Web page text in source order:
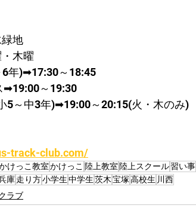
地
木曜
年)➡17:30～18:45
➡19:00～19:30
5～中3年)➡19:00～20:15(火・木のみ)
track-club.com/
けっこ教室かけっこ 陸上教室 陸上スクール習い事
庫走り方小学生中学生茨木宝塚高校生 川西
ラブ